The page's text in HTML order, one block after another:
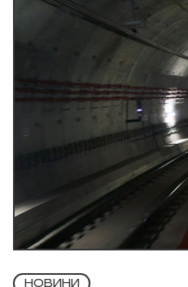
НОВИНИ